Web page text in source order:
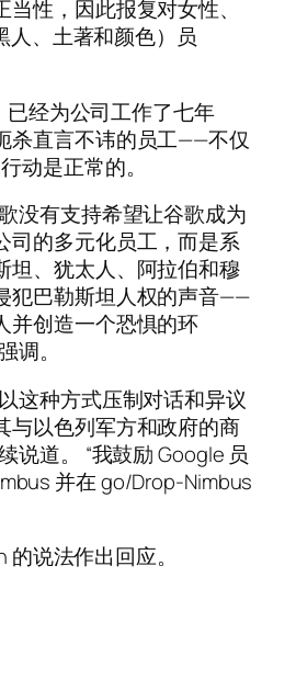
性，因此报复对女性、
人、土著和颜色）员
已经为公司工作了七年
杀直言不讳的员工——不仅
动是正常的。
没有支持希望让谷歌成为
司的多元化员工，而是系
坦、犹太人、阿拉伯和穆
犯巴勒斯坦人权的声音——
并创造一个恐惧的环
调。
这种方式压制对话和异议
与以色列军方和政府的商
说道。 “我鼓励 Google 员
并在 go/Drop-Nimbus
说法作出回应。